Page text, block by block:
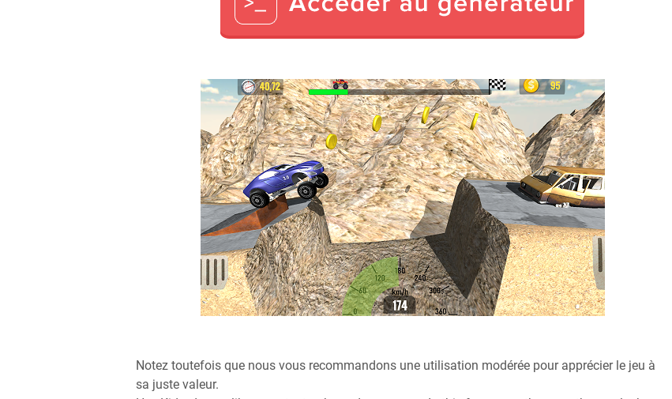
Notez toutefois que nous vous recommandons une utilisation modérée pour apprécier le jeu à
sa juste valeur.